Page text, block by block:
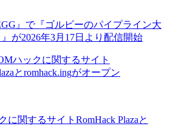
』で『ゴルビーのパイプライン大
が2026年3月17日より配信開始
に関するサイトRomHack Plazaと